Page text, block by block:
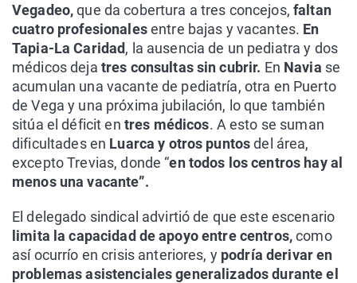
Vegadeo,que da cobertura a tres concejos,faltan
cuatro profesionalesentre bajas y vacantes. En
Tapia-La Caridad, la ausencia de un pediatra y dos
médicos deja tres consultas sin cubrir. En Navia se
acumulan una vacante de pediatría, otra en Puerto
de Vega y una próxima jubilación, lo que también
sitúa el déficit en tres médicos. A esto se suman
dificultades en Luarca y otros puntosdel área,
excepto Trevias, donde “en todos los centros hay al
menos una vacante”.
El delegado sindical advirtió de que este escenario
limita la capacidad de apoyo entre centros,como
así ocurrío en crisis anteriores, y podría derivar en
problemas asistenciales generalizados durante el